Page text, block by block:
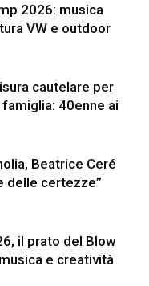
2026: musica
VW e outdoor
cautelare per
40enne ai
Beatrice Ceré
delle certezze”
il prato del Blow
e creatività